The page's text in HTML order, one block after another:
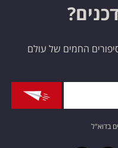
החמים של עולם
בדוא"ל